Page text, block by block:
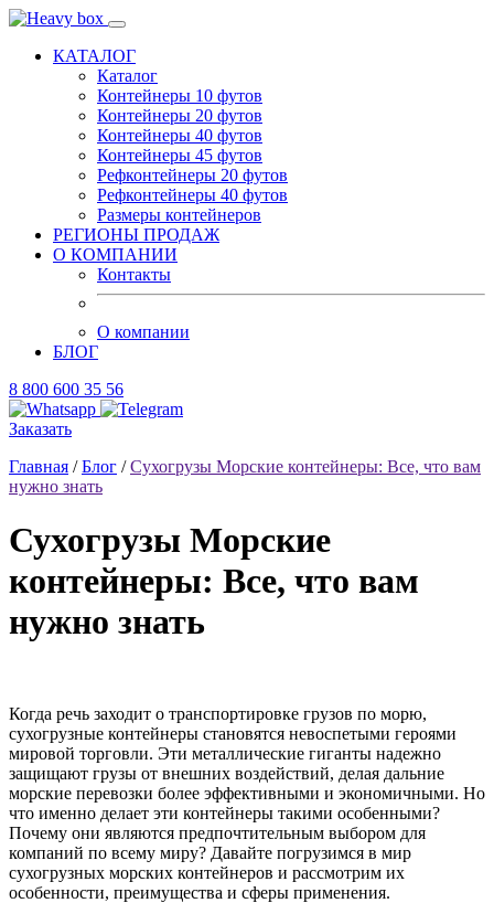
КАТАЛОГ
Каталог
Контейнеры 10 футов
Контейнеры 20 футов
Контейнеры 40 футов
Контейнеры 45 футов
Рефконтейнеры 20 футов
Рефконтейнеры 40 футов
Размеры контейнеров
РЕГИОНЫ ПРОДАЖ
О КОМПАНИИ
Контакты
О компании
БЛОГ
8 800 600 35 56
Заказать
Главная /Блог /Сухогрузы Морские контейнеры: Все, что вам
нужно знать
Сухогрузы Морские
контейнеры: Все, что вам
нужно знать
Когда речь заходит о транспортировке грузов по морю,
сухогрузные контейнеры становятся невоспетыми героями
мировой торговли. Эти металлические гиганты надежно
защищают грузы от внешних воздействий, делая дальние
морские перевозки более эффективными и экономичными. Но
что именно делает эти контейнеры такими особенными?
Почему они являются предпочтительным выбором для
компаний по всему миру? Давайте погрузимся в мир
сухогрузных морских контейнеров и рассмотрим их
особенности, преимущества и сферы применения.